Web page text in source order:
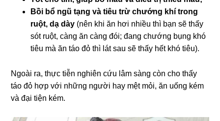
Bồi bổ ngũ tạng và tiêu trừ chướng khí trong
ruột, dạ dày (nên khi ăn hơi nhiều thì bạn sẽ thấy
sót ruột, càng ăn càng đói; đang chướng bụng khó
tiêu mà ăn táo đỏ thì lát sau sẽ thấy hết khó tiêu).
Ngoài ra, thực tiễn nghiên cứu lâm sàng còn cho thấy
táo đỏ hợp với những người hay mệt mỏi, ăn uống kém
và đại tiện kém.